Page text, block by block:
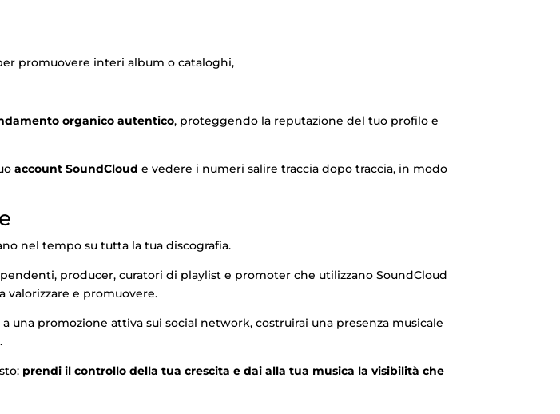
promuovere interi album o cataloghi,
organico autentico, proteggendo la reputazione del tuo profilo e
account SoundCloud e vedere i numeri salire traccia dopo traccia, in modo
nel tempo su tutta la tua discografia.
producer, curatori di playlist e promoter che utilizzano SoundCloud
e promuovere.
promozione attiva sui social network, costruirai una presenza musicale
prendi il controllo della tua crescita e dai alla tua musica la visibilità che